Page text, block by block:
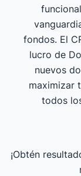
fondos. El
lucro de
nuevos
maximizar
todos
¡Obtén